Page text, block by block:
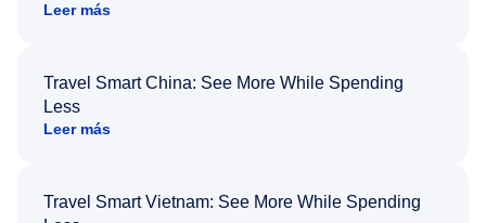
Leer más
Travel Smart China: See More While Spending
Less
Leer más
Travel Smart Vietnam: See More While Spending